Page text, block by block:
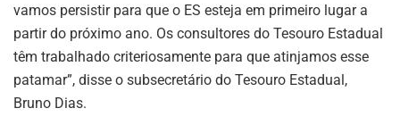
vamos persistir para que o ES esteja em primeiro lugar a
partir do próximo ano. Os consultores do Tesouro Estadual
têm trabalhado criteriosamente para que atinjamos esse
patamar”, disse o subsecretário do Tesouro Estadual,
Bruno Dias.